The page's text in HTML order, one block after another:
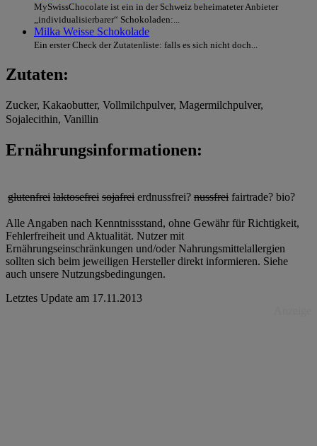
MySwissChocolate ist ein in der Schweiz beheimateter Anbieter
„individualisierbarer“ Schokoladen:...
Milka Weisse Schokolade
Ein erster Check der Zutatenliste: falls es sich nicht doch...
Zutaten:
Zucker, Kakaobutter, Vollmilchpulver, Magermilchpulver,
Sojalecithin, Vanillin
Ernährungsinformationen:
glutenfrei laktosefrei sojafrei erdnussfrei? nussfrei fairtrade? bio?
Alle Angaben nach Kenntnissstand, ohne Gewähr für Richtigkeit,
Fehlerfreiheit und Aktualität. Nutzer mit
Ernährungseinschränkungen und/oder Nahrungsmittelallergien
sollten sich beim jeweiligen Hersteller direkt informieren. Siehe
auch unsere Nutzungsbedingungen.
Letztes Update am 17.11.2013